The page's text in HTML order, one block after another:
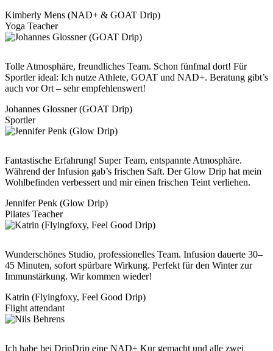
Kimberly Mens (NAD+ & GOAT Drip)
Yoga Teacher
Tolle Atmosphäre, freundliches Team. Schon fünfmal dort! Für
Sportler ideal: Ich nutze Athlete, GOAT und NAD+. Beratung gibt’s
auch vor Ort – sehr empfehlenswert!
Johannes Glossner (GOAT Drip)
Sportler
Fantastische Erfahrung! Super Team, entspannte Atmosphäre.
Während der Infusion gab’s frischen Saft. Der Glow Drip hat mein
Wohlbefinden verbessert und mir einen frischen Teint verliehen.
Jennifer Penk (Glow Drip)
Pilates Teacher
Wunderschönes Studio, professionelles Team. Infusion dauerte 30–
45 Minuten, sofort spürbare Wirkung. Perfekt für den Winter zur
Immunstärkung. Wir kommen wieder!
Katrin (Flyingfoxy, Feel Good Drip)
Flight attendant
Ich habe bei DripDrip eine NAD+ Kur gemacht und alle zwei